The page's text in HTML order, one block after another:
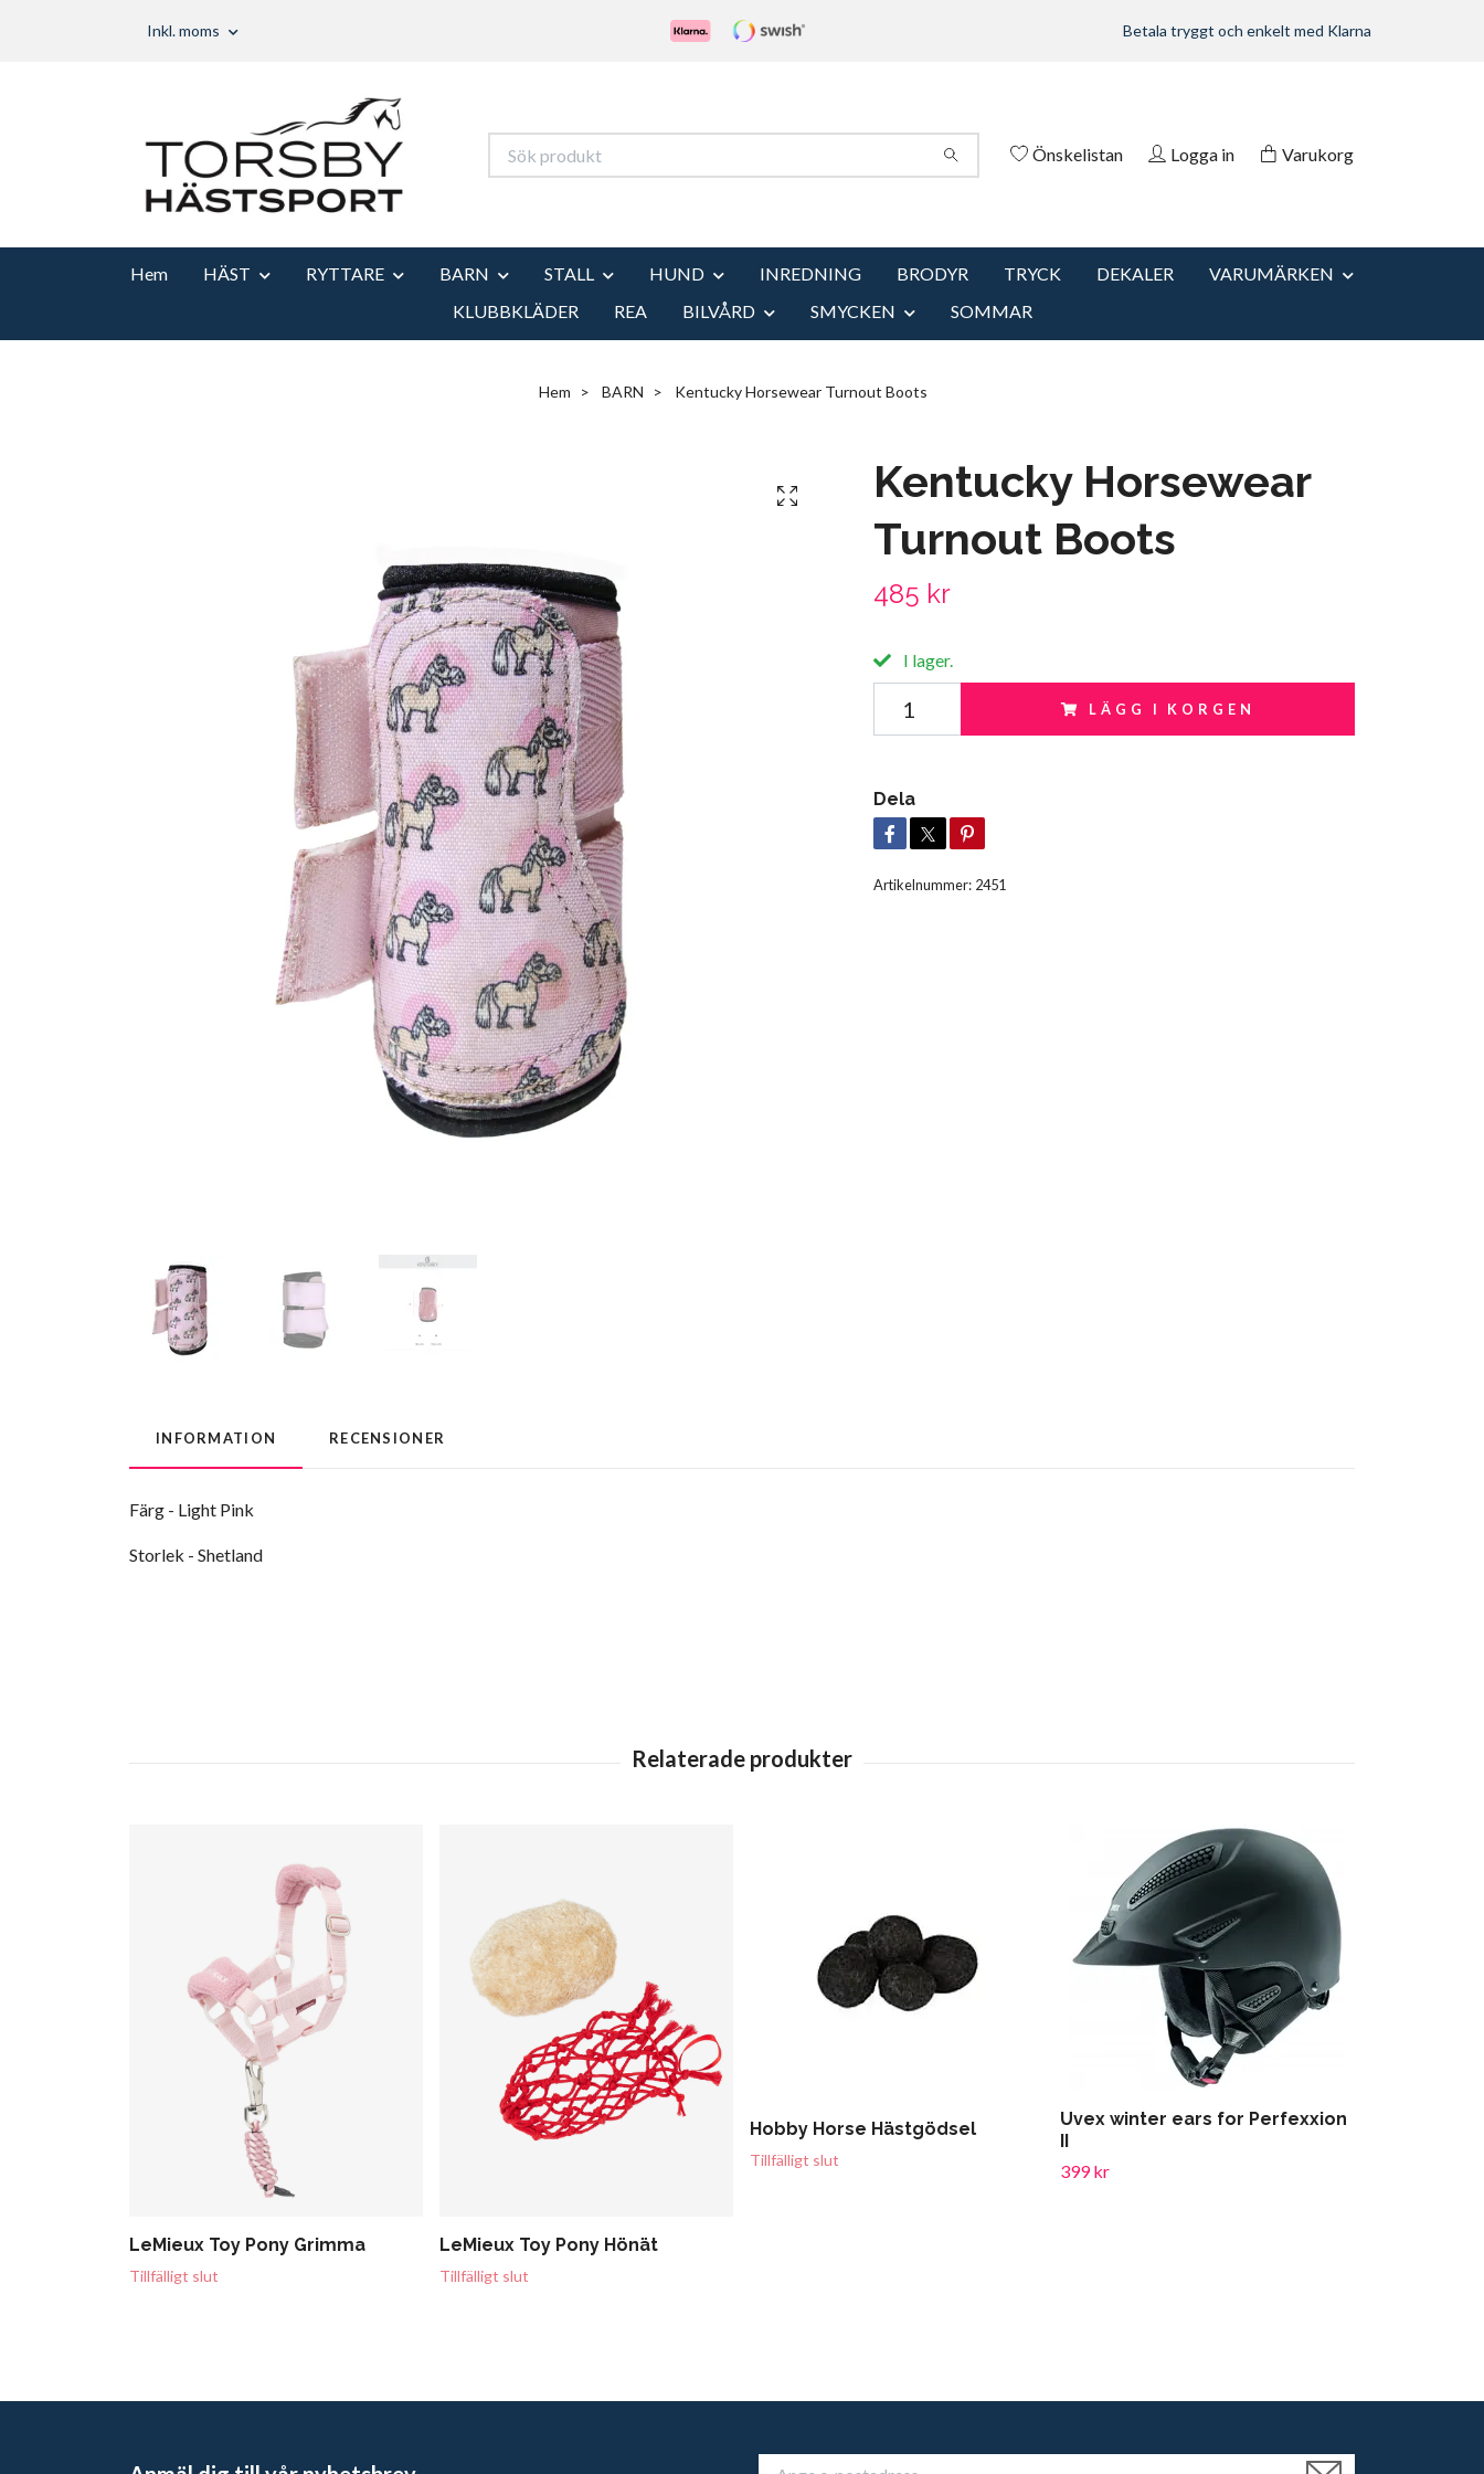
Inkl. moms Betala tryggt och enkelt med Klarna
Önskelistan Logga in Varukorg
Hem HÄST RYTTARE BARN STALL HUND INREDNING BRODYR TRYCK DEKALER
VARUMÄRKEN
KLUBBKLÄDER
REA BILVÅRD SMYCKEN SOMMAR
Hem BARN Kentucky Horsewear Turnout Boots
Kentucky Horsewear
Turnout Boots
485 kr
I lager.
LÄGG I KORGEN
Dela
Artikelnummer: 2451
INFORMATION RECENSIONER
Färg - Light Pink
Storlek - Shetland
LeMieux Toy Pony Grimma
Tillfälligt slut
LeMieux Toy Pony Hönät
Tillfälligt slut
Hobby Horse Hästgödsel
Tillfälligt slut
Uvex winter ears for Perfexxion
399 kr